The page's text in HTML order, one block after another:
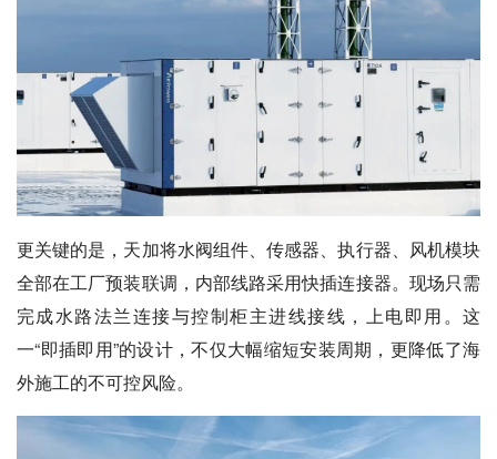
更关键的是，天加将水阀组件、传感器、执行器、风机模块
全部在工厂预装联调，内部线路采用快插连接器。现场只需
完成水路法兰连接与控制柜主进线接线，上电即用。这
一“即插即用”的设计，不仅大幅缩短安装周期，更降低了海
外施工的不可控风险。